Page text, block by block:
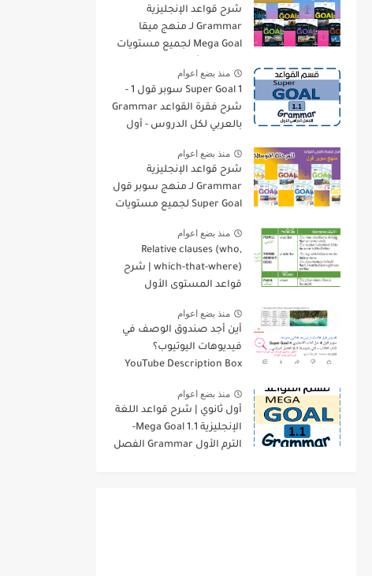
شرح قواعد الإنجليزية
Grammar لـ منهج ميقا
Mega Goal لجميع مستويات
منذ بضع اعوام
Super Goal 1 سوبر قول 1 -
شرح فقرة القواعد Grammar
بالعربي لكل الدروس - أول
الأول
منذ بضع اعوام
شرح قواعد الإنجليزية
Grammar لـ منهج سوبر قول
Super Goal لجميع مستويات
منذ بضع اعوام
Relative clauses (who,
which-that-where) | شرح
قواعد المستوى الأول
منذ بضع اعوام
أين أجد صندوق الوصف في
فيديوهات اليوتيوب؟
YouTube Description Box
منذ بضع اعوام
أول ثانوي | شرح قواعد اللغة
الإنجليزية 1.1 Mega Goal-
الترم الأول Grammar الفصل